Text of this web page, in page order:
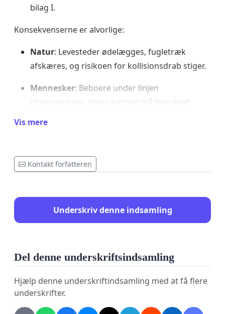
bilag I.
Konsekvenserne er alvorlige:
Natur: Levesteder ødelægges, fugletræk
afskæres, og risikoen for kollisionsdrab stiger.
Mennesker: Beboere under linjen
eksproprieres, mens naboer må leve med
– men presser master igennem natur og
Hvinning Mose, Yderup bæk og Borum Stormose
skal friholdes. Natur og mennesker må ikke
👉 Underskriv og sig nej til nye master i naturen.
Vis mere
Kontakt forfatteren
Underskriv denne indsamling
Del denne underskriftsindsamling
Hjælp denne underskriftindsamling med at få flere
underskrifter.